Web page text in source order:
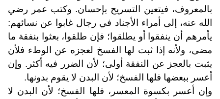
بالمعروف، فيتعين التسريح بإحسان. وكتب عمر رضي
الله عنه، إلى أمراء الأجناد في رجال غابوا عن نسائهم:
يأمرهم أن ينفقوا أو يطلقوا؛ فإن طلقوا، بعثوا بنفقة ما
مضى، ولأنه إذا ثبت لها الفسخ لعجزه عن الوطء فلأن
يثبت بالعجز عن النفقة أولى؛ لأن الضرر فيه أكثر. وإن
أعسر ببعضها فلها الفسخ؛ لأن البدن لا يقوم بدونها.
وإن أعسر بكسوة المعسر، فلها الفسخ؛ لأن البدن لا